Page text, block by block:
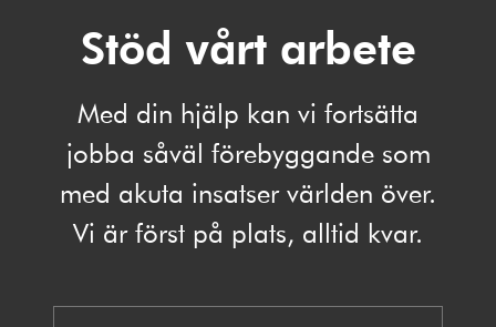
Stöd vårt arbete
Med din hjälp kan vi fortsätta
jobba såväl förebyggande som
med akuta insatser världen över.
Vi är först på plats, alltid kvar.